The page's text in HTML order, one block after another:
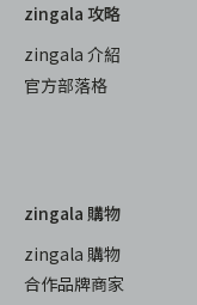
zingala 攻略
zingala 介紹
官方部落格
zingala 購物
zingala 購物
合作品牌商家